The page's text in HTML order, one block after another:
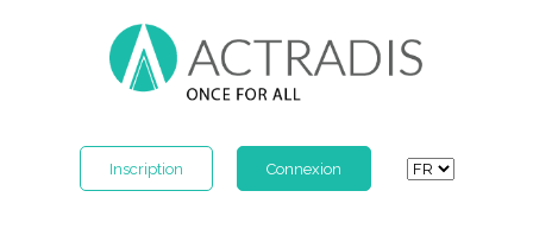
Inscription Connexion